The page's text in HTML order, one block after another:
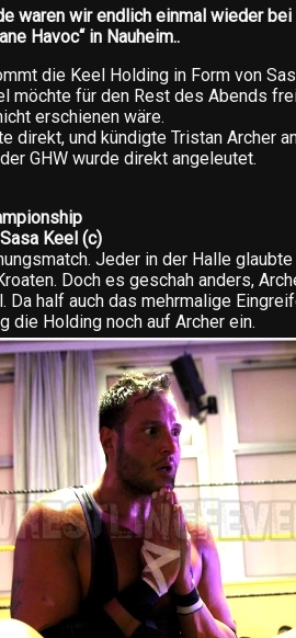
waren wir endlich einmal wieder bei
Havoc“ in Nauheim..
die Keel Holding in Form von
möchte für den Rest des Abends
erschienen wäre.
direkt, und kündigte Tristan Archer
GHW wurde direkt angeleutet.
Keel (c)
Jeder in der Halle
Doch es geschah anders,
Da half auch das mehrmalige
die Holding noch auf Archer ein.